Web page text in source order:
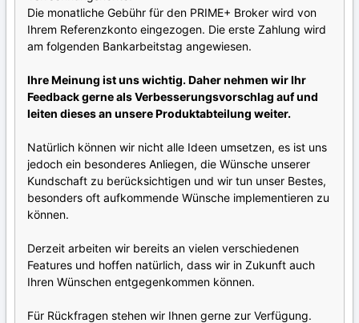
Die monatliche Gebühr für den PRIME+ Broker wird von
Ihrem Referenzkonto eingezogen. Die erste Zahlung wird
am folgenden Bankarbeitstag angewiesen.
Ihre Meinung ist uns wichtig. Daher nehmen wir Ihr
Feedback gerne als Verbesserungsvorschlag auf und
leiten dieses an unsere Produktabteilung weiter.
Natürlich können wir nicht alle Ideen umsetzen, es ist uns
jedoch ein besonderes Anliegen, die Wünsche unserer
Kundschaft zu berücksichtigen und wir tun unser Bestes,
besonders oft aufkommende Wünsche implementieren zu
können.
Derzeit arbeiten wir bereits an vielen verschiedenen
Features und hoffen natürlich, dass wir in Zukunft auch
Ihren Wünschen entgegenkommen können.
Für Rückfragen stehen wir Ihnen gerne zur Verfügung.